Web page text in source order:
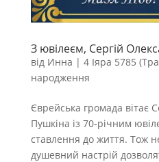
З ювілеєм, Сергій
від Инна | 4 Іяра 5785
народження
Єврейська громада вітає
Пушкіна із 70-річним
ставлення до життя. Тож
душевний настрій